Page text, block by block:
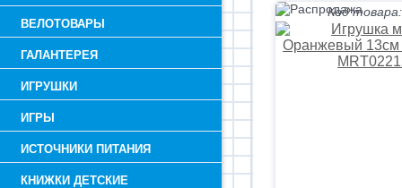
ВЕЛОТОВАРЫ
ГАЛАНТЕРЕЯ
ИГРУШКИ
ИГРЫ
ИСТОЧНИКИ ПИТАНИЯ
КНИЖКИ ДЕТСКИЕ
Код